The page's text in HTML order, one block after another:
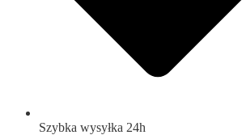
Szybka wysyłka 24h